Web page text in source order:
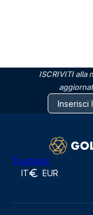
ISCRIVITI alla
Trustpilot
IT EUR